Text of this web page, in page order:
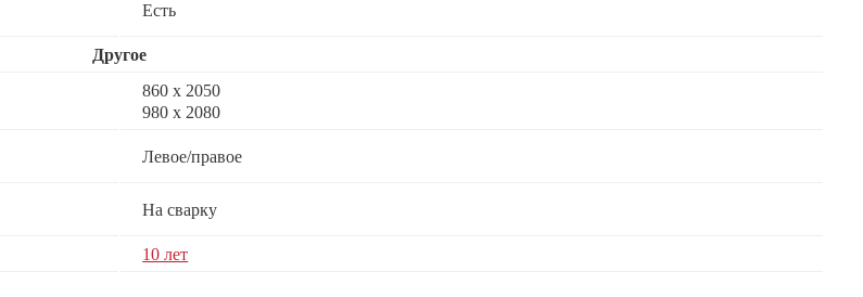
Есть
Другое
860 х 2050
980 х 2080
Левое/правое
На сварку
10 лет